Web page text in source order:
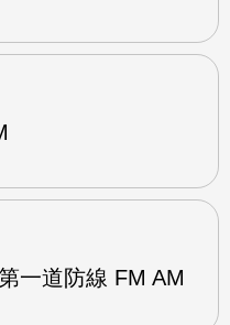
一道防線 FM AM